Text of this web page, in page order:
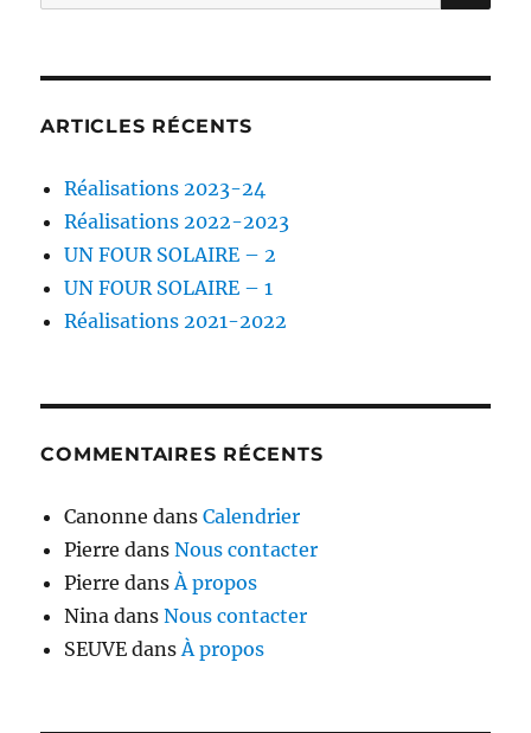
pour :
ARTICLES RÉCENTS
Réalisations 2023-24
Réalisations 2022-2023
UN FOUR SOLAIRE – 2
UN FOUR SOLAIRE – 1
Réalisations 2021-2022
COMMENTAIRES RÉCENTS
Canonne dansCalendrier
Pierre dansNous contacter
Pierre dansÀ propos
Nina dansNous contacter
SEUVE dansÀ propos